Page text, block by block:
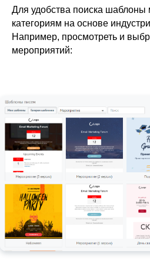
Для удобства поиска шаблоны
категориям на основе
Например, просмотреть и
мероприятий: